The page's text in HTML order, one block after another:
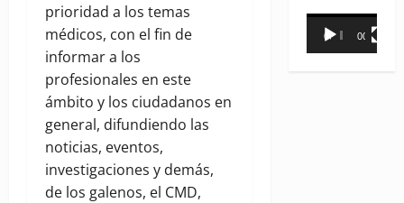
prioridad a los temas
médicos, con el fin de
informar a los
profesionales en este
ámbito y los ciudadanos en
general, difundiendo las
noticias, eventos,
investigaciones y demás,
de los galenos, el CMD,
Reproductor
00:00 00:31